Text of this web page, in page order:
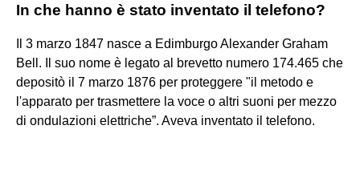
In che hanno è stato inventato il telefono?
Il 3 marzo 1847 nasce a Edimburgo Alexander Graham
Bell. Il suo nome è legato al brevetto numero 174.465 che
depositò il 7 marzo 1876 per proteggere "il metodo e
l'apparato per trasmettere la voce o altri suoni per mezzo
di ondulazioni elettriche”. Aveva inventato il telefono.